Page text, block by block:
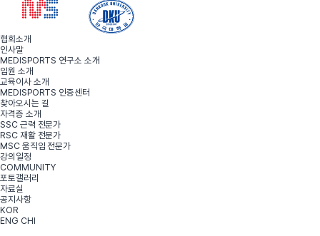
협회소개
인사말
MEDISPORTS 연구소 소개
임원 소개
교육이사 소개
MEDISPORTS 인증센터
찾아오시는 길
자격증 소개
SSC 근력 전문가
RSC 재활 전문가
MSC 움직임 전문가
강의일정
COMMUNITY
포토갤러리
자료실
공지사항
KOR
ENG CHI